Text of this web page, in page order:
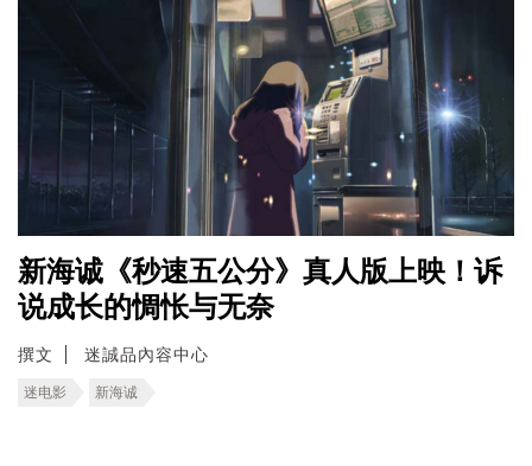
新海诚《秒速五公分》真人版上映！诉
说成长的惆怅与无奈
撰文 迷誠品內容中心
迷电影 新海诚